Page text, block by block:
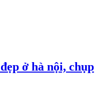
ở hà nội, chụp